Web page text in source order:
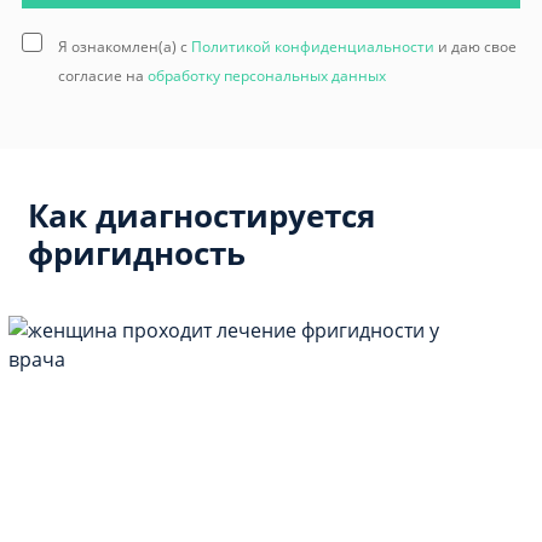
Я ознакомлен(а) с Политикой конфиденциальности и даю свое
согласие на обработку персональных данных
Как диагностируется
фригидность